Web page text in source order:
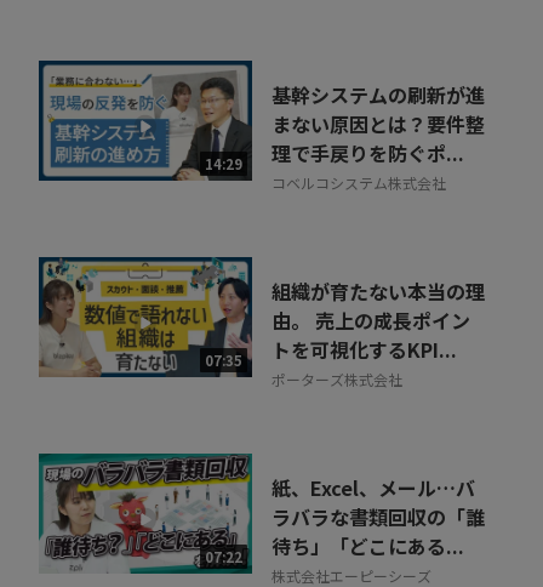
14:29
基幹システムの刷新が進
まない原因とは？要件整
理で手戻りを防ぐポ...
コベルコシステム株式会社
07:35
組織が育たない本当の理
由。 売上の成長ポイン
トを可視化するKPI...
ポーターズ株式会社
07:22
紙、Excel、メール…バ
ラバラな書類回収の「誰
待ち」「どこにある...
株式会社エーピーシーズ